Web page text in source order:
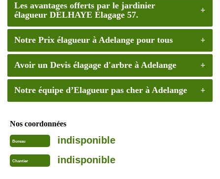
Les avantages offerts par le jardinier
élagueur DELHAYE Elagage 57.
Notre Prix élagueur à Adelange pour tous
Avoir un Devis élagage d'arbre à Adelange
Notre équipe d’Elagueur pas cher à Adelange
Nos coordonnées
Bureau indisponible
Chantier indisponible